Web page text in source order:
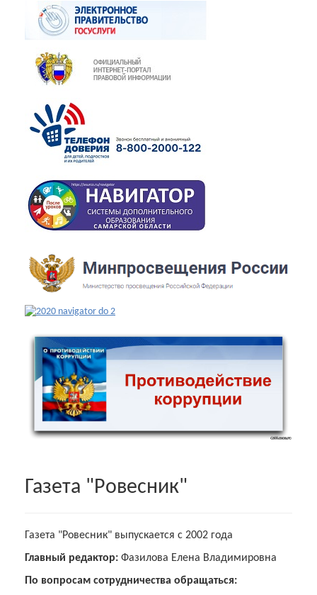
Газета "Ровесник"
Газета "Ровесник" выпускается с 2002 года
Главный редактор: Фазилова Елена Владимировна
По вопросам сотрудничества обращаться: